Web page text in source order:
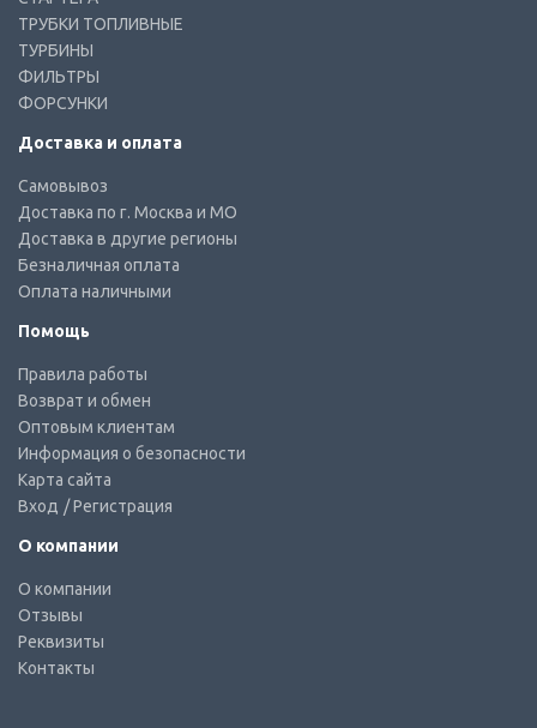
ТРУБКИ ТОПЛИВНЫЕ
ТУРБИНЫ
ФИЛЬТРЫ
ФОРСУНКИ
Доставка и оплата
Самовывоз
Доставка по г. Москва и МО
Доставка в другие регионы
Безналичная оплата
Оплата наличными
Помощь
Правила работы
Возврат и обмен
Оптовым клиентам
Информация о безопасности
Карта сайта
Вход / Регистрация
О компании
О компании
Отзывы
Реквизиты
Контакты